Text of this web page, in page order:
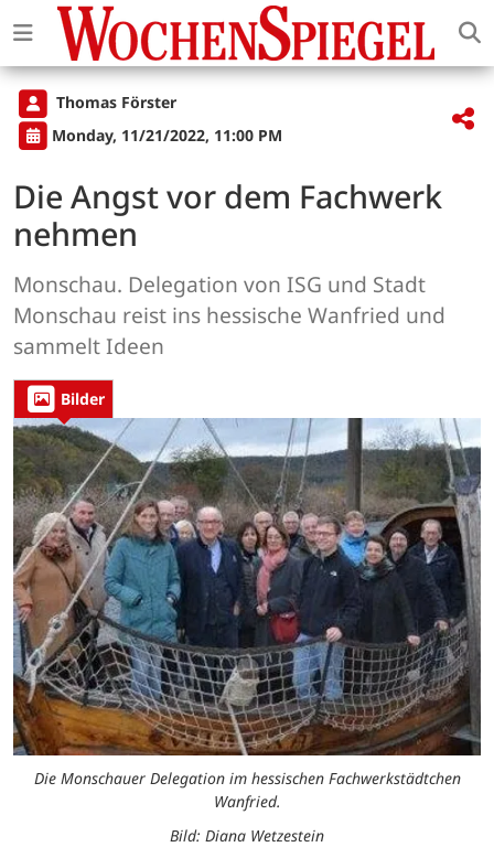
Thomas Förster
Monday, 11/21/2022, 11:00 PM
Die Angst vor dem Fachwerk
nehmen
Monschau. Delegation von ISG und Stadt
Monschau reist ins hessische Wanfried und
sammelt Ideen
Bilder
Die Monschauer Delegation im hessischen Fachwerkstädtchen
Wanfried.
Bild: Diana Wetzestein